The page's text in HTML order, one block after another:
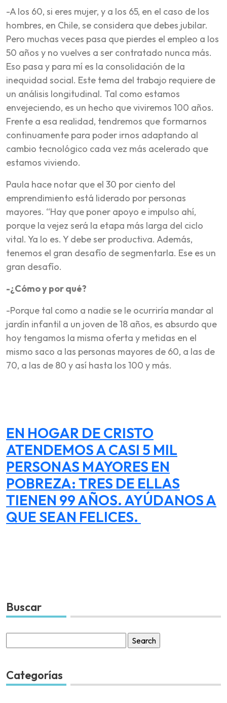
-A los 60, si eres mujer, y a los 65, en el caso de los
hombres, en Chile, se considera que debes jubilar.
Pero muchas veces pasa que pierdes el empleo a los
50 años y no vuelves a ser contratado nunca más.
Eso pasa y para mí es la consolidación de la
inequidad social. Este tema del trabajo requiere de
un análisis longitudinal. Tal como estamos
envejeciendo, es un hecho que viviremos 100 años.
Frente a esa realidad, tendremos que formarnos
continuamente para poder irnos adaptando al
cambio tecnológico cada vez más acelerado que
estamos viviendo.
Paula hace notar que el 30 por ciento del
emprendimiento está liderado por personas
mayores. “Hay que poner apoyo e impulso ahí,
porque la vejez será la etapa más larga del ciclo
vital. Ya lo es. Y debe ser productiva. Además,
tenemos el gran desafío de segmentarla. Ese es un
gran desafío.
-¿Cómo y por qué?
-Porque tal como a nadie se le ocurriría mandar al
jardín infantil a un joven de 18 años, es absurdo que
hoy tengamos la misma oferta y metidas en el
mismo saco a las personas mayores de 60, a las de
70, a las de 80 y así hasta los 100 y más.
EN HOGAR DE CRISTO
ATENDEMOS A CASI 5 MIL
PERSONAS MAYORES EN
POBREZA: TRES DE ELLAS
TIENEN 99 AÑOS. AYÚDANOS A
QUE SEAN FELICES.
Buscar
for:
Categorías